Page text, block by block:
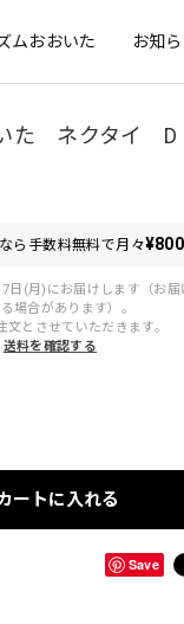
ムおおいた お知
た ネクタイ D
なら 手数料無料で月々¥800
日(月)にお届けします（お届
場合があります）。
とさせていただきます。
送料を確認する
ートに入れる
Save